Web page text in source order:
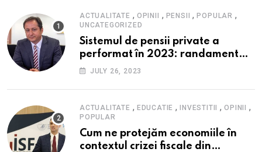
ACTUALITATE , OPINII , PENSII ,POPULAR ,
UNCATEGORIZED
Sistemul de pensii private a
performat în 2023: randament
peste inflație, active și plăți la
cadrul ofertei Hidroelectrica,
reziliența la crize
JULY 26, 2023
ACTUALITATE , EDUCATIE , INVESTITII ,OPINII ,
POPULAR
Cum ne protejăm economiile în
contextul crizei fiscale din